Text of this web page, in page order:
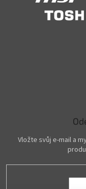
Vložte svůj e-mail a